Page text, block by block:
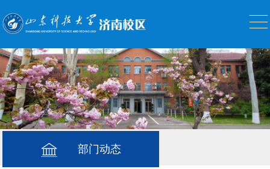
部门动态